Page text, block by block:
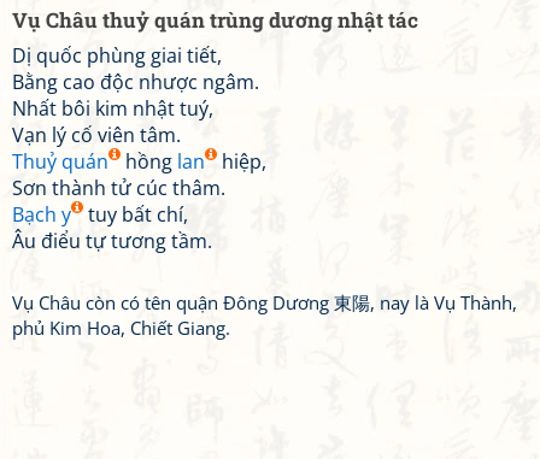
Vụ Châu thuỷ quán trùng dương nhật tác
Dị quốc phùng giai tiết,
Bằng cao độc nhược ngâm.
Nhất bôi kim nhật tuý,
Vạn lý cố viên tâm.
Thuỷ quán
hồng lan
hiệp,
Sơn thành tử cúc thâm.
Bạch y
tuy bất chí,
Âu điểu tự tương tầm.
Vụ Châu còn có tên quận Đông Dương 東陽, nay là Vụ Thành,
phủ Kim Hoa, Chiết Giang.